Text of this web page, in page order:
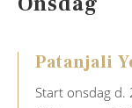
Patanjali
Start onsdag d.